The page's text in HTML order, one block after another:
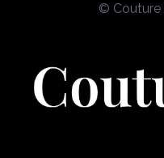
© Couture